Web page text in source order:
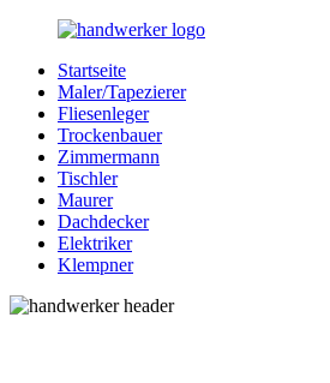
Zurück
Inhalt
Bessere-
Handwerker.de
Handwerker
Ihrer
Nähe
Startseite
Maler/Tapezierer
Fliesenleger
Trockenbauer
Zimmermann
Tischler
Maurer
Dachdecker
Elektriker
Klempner